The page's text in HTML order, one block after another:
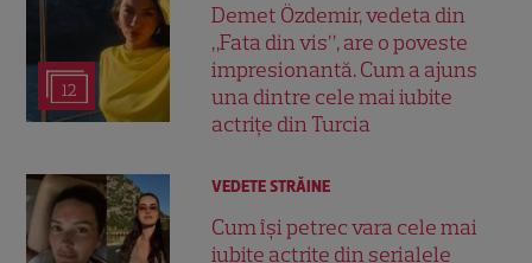
12
Demet Özdemir, vedeta din
„Fata din vis”, are o poveste
impresionantă. Cum a ajuns
una dintre cele mai iubite
actrițe din Turcia
VEDETE STRĂINE
Cum își petrec vara cele mai
iubite actrițe din serialele